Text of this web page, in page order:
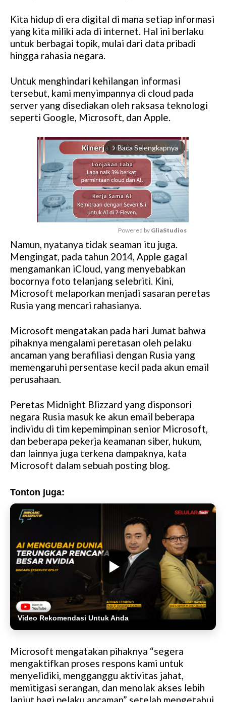
Kita hidup di era digital di mana setiap informasi
yang kita miliki ada di internet. Hal ini berlaku
untuk berbagai topik, mulai dari data pribadi
hingga rahasia negara.
Untuk menghindari kehilangan informasi
tersebut, kami menyimpannya di cloud pada
server yang disediakan oleh raksasa teknologi
seperti Google, Microsoft, dan Apple.
arrow_forward_ios Baca Selengkapnya
M
u
t
e
Powered by GliaStudios
Namun, nyatanya tidak seaman itu juga.
Mengingat, pada tahun 2014, Apple gagal
mengamankan iCloud, yang menyebabkan
bocornya foto telanjang selebriti. Kini,
Microsoft melaporkan menjadi sasaran peretas
Rusia yang mencari rahasianya.
Microsoft mengatakan pada hari Jumat bahwa
pihaknya mengalami peretasan oleh pelaku
ancaman yang berafiliasi dengan Rusia yang
memengaruhi persentase kecil pada akun email
perusahaan.
Peretas Midnight Blizzard yang disponsori
negara Rusia masuk ke akun email beberapa
individu di tim kepemimpinan senior Microsoft,
dan beberapa pekerja keamanan siber, hukum,
dan lainnya juga terkena dampaknya, kata
Microsoft dalam sebuah posting blog.
Tonton juga:
Video Rekomendasi Untuk Anda
Microsoft mengatakan pihaknya “segera
mengaktifkan proses respons kami untuk
menyelidiki, mengganggu aktivitas jahat,
memitigasi serangan, dan menolak akses lebih